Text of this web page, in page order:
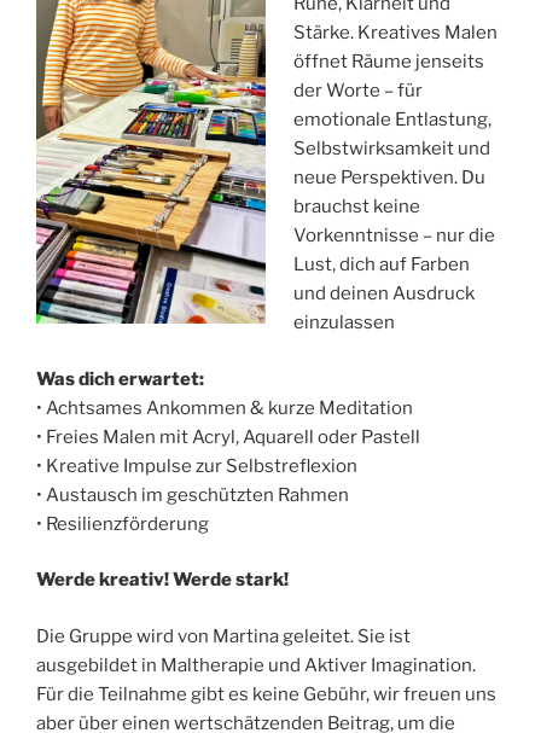
Stärke. Kreatives Malen
öffnet Räume jenseits
der Worte – für
emotionale Entlastung,
Selbstwirksamkeit und
neue Perspektiven. Du
brauchst keine
Vorkenntnisse – nur die
Lust, dich auf Farben
und deinen Ausdruck
einzulassen
Was dich erwartet:
• Achtsames Ankommen & kurze Meditation
• Freies Malen mit Acryl, Aquarell oder Pastell
• Kreative Impulse zur Selbstreflexion
• Austausch im geschützten Rahmen
• Resilienzförderung
Werde kreativ! Werde stark!
Die Gruppe wird von Martina geleitet. Sie ist
ausgebildet in Maltherapie und Aktiver Imagination.
Für die Teilnahme gibt es keine Gebühr, wir freuen uns
aber über einen wertschätzenden Beitrag, um die